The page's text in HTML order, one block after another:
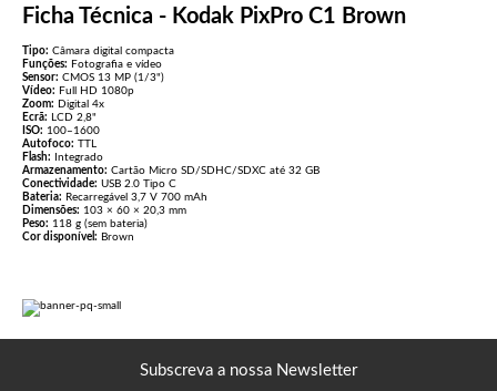
Ficha Técnica - Kodak PixPro C1 Brown
Tipo: Câmara digital compacta
Funções: Fotografia e vídeo
Sensor: CMOS 13 MP (1/3")
Vídeo: Full HD 1080p
Zoom: Digital 4x
Ecrã: LCD 2,8"
ISO: 100–1600
Autofoco: TTL
Flash: Integrado
Armazenamento: Cartão Micro SD/SDHC/SDXC até 32 GB
Conectividade: USB 2.0 Tipo C
Bateria: Recarregável 3,7 V 700 mAh
Dimensões: 103 × 60 × 20,3 mm
Peso: 118 g (sem bateria)
Cor disponível: Brown
Subscreva a nossa Newsletter